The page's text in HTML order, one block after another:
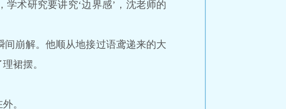
术研究要讲究‘边界感’，沈老师的
崩解。他顺从地接过语鸢递来的大
裙摆。
。